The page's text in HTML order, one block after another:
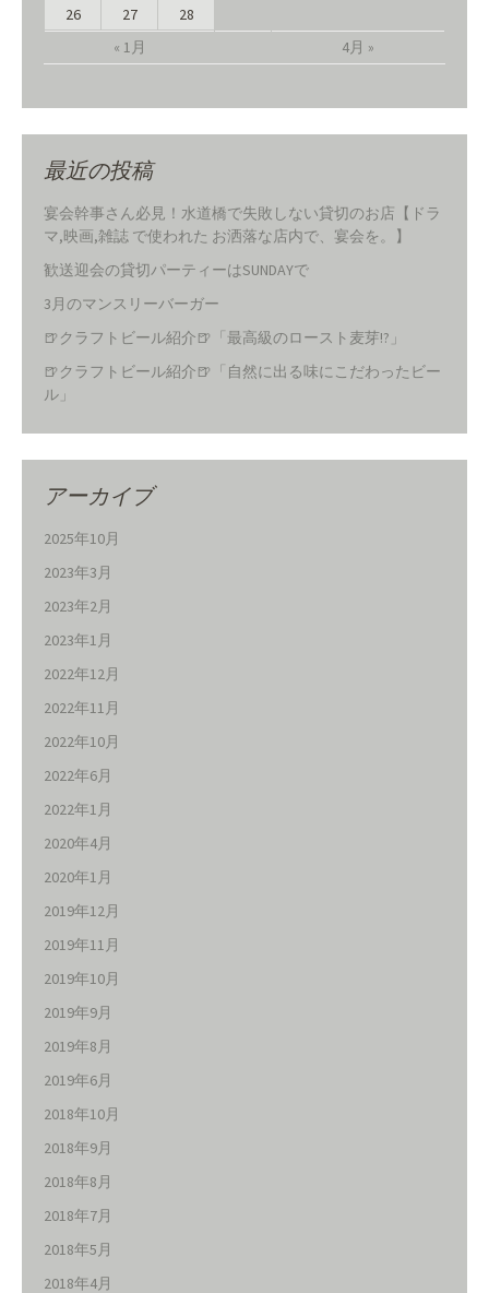
« 1月 4月 »
26
27 28
最近の投稿
宴会幹事さん必見！水道橋で失敗しない貸切のお店【ドラ
マ,映画,雑誌 で使われた お洒落な店内で、宴会を。】
歓送迎会の貸切パーティーはSUNDAYで
3月のマンスリーバーガー
🍺クラフトビール紹介🍺「最高級のロースト麦芽!?」
🍺クラフトビール紹介🍺「自然に出る味にこだわったビー
ル」
アーカイブ
2025年10月
2023年3月
2023年2月
2023年1月
2022年12月
2022年11月
2022年10月
2022年6月
2022年1月
2020年4月
2020年1月
2019年12月
2019年11月
2019年10月
2019年9月
2019年8月
2019年6月
2018年10月
2018年9月
2018年8月
2018年7月
2018年5月
2018年4月